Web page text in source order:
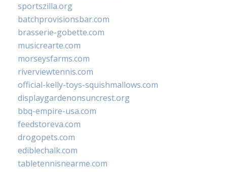
sportszilla.org
batchprovisionsbar.com
brasserie-gobette.com
musicrearte.com
morseysfarms.com
riverviewtennis.com
official-kelly-toys-squishmallows.com
displaygardenonsuncrest.org
bbq-empire-usa.com
feedstoreva.com
drogopets.com
ediblechalk.com
tabletennisnearme.com